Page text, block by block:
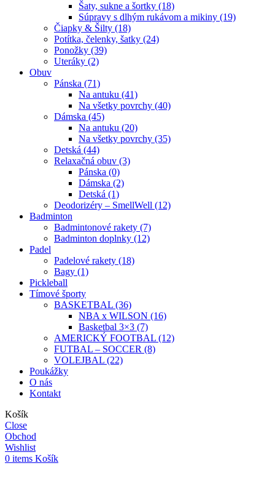
Šaty, sukne a šortky (18)
Súpravy s dlhým rukávom a mikiny (19)
Čiapky & Šilty (18)
Potítka, čelenky, šatky (24)
Ponožky (39)
Uteráky (2)
Obuv
Pánska (71)
Na antuku (41)
Na všetky povrchy (40)
Dámska (45)
Na antuku (20)
Na všetky povrchy (35)
Detská (44)
Relaxačná obuv (3)
Pánska (0)
Dámska (2)
Detská (1)
Deodorizéry – SmellWell (12)
Badminton
Badmintonové rakety (7)
Badminton doplnky (12)
Padel
Padelové rakety (18)
Bagy (1)
Pickleball
Tímové športy
BASKETBAL (36)
NBA x WILSON (16)
Basketbal 3×3 (7)
AMERICKÝ FOOTBAL (12)
FUTBAL – SOCCER (8)
VOLEJBAL (22)
Poukážky
O nás
Kontakt
Košík
Close
Obchod
Wishlist
0 items Košík